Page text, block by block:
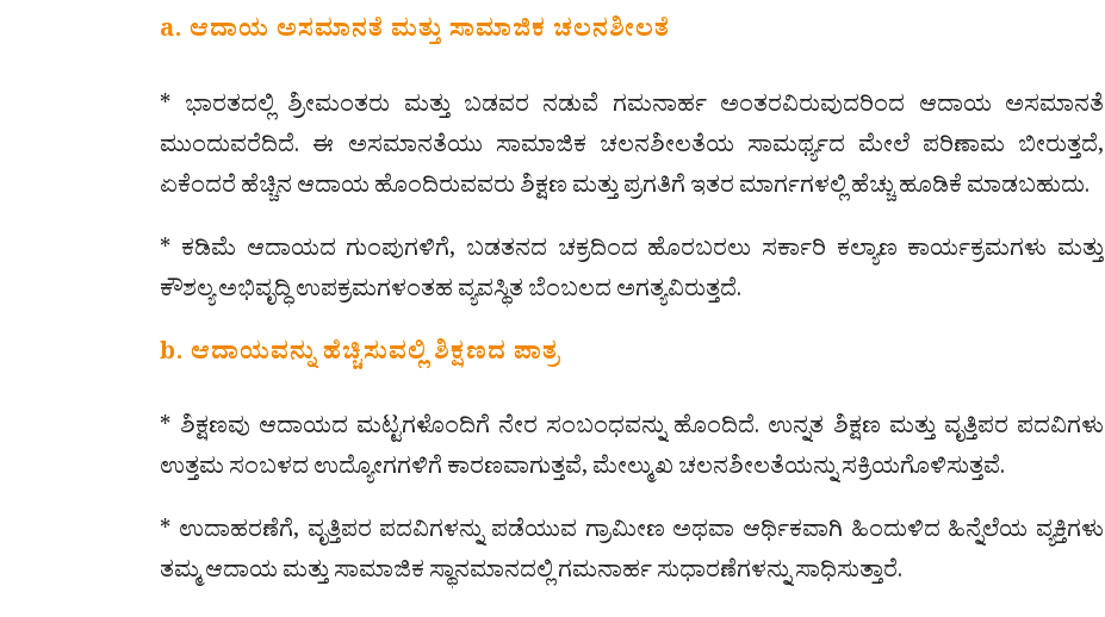
a. ಆದಾಯ ಅಸಮಾನತೆ ಮತ್ತು ಸಾಮಾಜಿಕ ಚಲನಶೀಲತೆ
* ಭಾರತದಲ್ಲಿ ಶ್ರೀಮಂತರು ಮತ್ತು ಬಡವರ ನಡುವೆ ಗಮನಾರ್ಹ ಅಂತರವಿರುವುದರಿಂದ ಆದಾಯ ಅಸಮಾನತೆ
ಮುಂದುವರೆದಿದೆ. ಈ ಅಸಮಾನತೆಯು ಸಾಮಾಜಿಕ ಚಲನಶೀಲತೆಯ ಸಾಮರ್ಥ್ಯದ ಮೇಲೆ ಪರಿಣಾಮ ಬೀರುತ್ತದೆ,
ಏಕೆಂದರೆ ಹೆಚ್ಚಿನ ಆದಾಯ ಹೊಂದಿರುವವರು ಶಿಕ್ಷಣ ಮತ್ತು ಪ್ರಗತಿಗೆ ಇತರ ಮಾರ್ಗಗಳಲ್ಲಿ ಹೆಚ್ಚು ಹೂಡಿಕೆ ಮಾಡಬಹುದು.
* ಕಡಿಮೆ ಆದಾಯದ ಗುಂಪುಗಳಿಗೆ, ಬಡತನದ ಚಕ್ರದಿಂದ ಹೊರಬರಲು ಸರ್ಕಾರಿ ಕಲ್ಯಾಣ ಕಾರ್ಯಕ್ರಮಗಳು ಮತ್ತು
ಕೌಶಲ್ಯ ಅಭಿವೃದ್ಧಿ ಉಪಕ್ರಮಗಳಂತಹ ವ್ಯವಸ್ಥಿತ ಬೆಂಬಲದ ಅಗತ್ಯವಿರುತ್ತದೆ.
b. ಆದಾಯವನ್ನು ಹೆಚ್ಚಿಸುವಲ್ಲಿ ಶಿಕ್ಷಣದ ಪಾತ್ರ
* ಶಿಕ್ಷಣವು ಆದಾಯದ ಮಟ್ಟಗಳೊಂದಿಗೆ ನೇರ ಸಂಬಂಧವನ್ನು ಹೊಂದಿದೆ. ಉನ್ನತ ಶಿಕ್ಷಣ ಮತ್ತು ವೃತ್ತಿಪರ ಪದವಿಗಳು
ಉತ್ತಮ ಸಂಬಳದ ಉದ್ಯೋಗಗಳಿಗೆ ಕಾರಣವಾಗುತ್ತವೆ, ಮೇಲ್ಮುಖ ಚಲನಶೀಲತೆಯನ್ನು ಸಕ್ರಿಯಗೊಳಿಸುತ್ತವೆ.
* ಉದಾಹರಣೆಗೆ, ವೃತ್ತಿಪರ ಪದವಿಗಳನ್ನು ಪಡೆಯುವ ಗ್ರಾಮೀಣ ಅಥವಾ ಆರ್ಥಿಕವಾಗಿ ಹಿಂದುಳಿದ ಹಿನ್ನೆಲೆಯ ವ್ಯಕ್ತಿಗಳು
ತಮ್ಮ ಆದಾಯ ಮತ್ತು ಸಾಮಾಜಿಕ ಸ್ಥಾನಮಾನದಲ್ಲಿ ಗಮನಾರ್ಹ ಸುಧಾರಣೆಗಳನ್ನು ಸಾಧಿಸುತ್ತಾರೆ.